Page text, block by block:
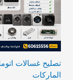
الماركات